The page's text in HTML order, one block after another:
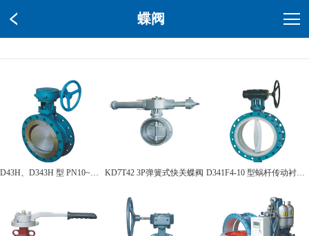
蝶阀
D43H、D343H 型 PN10~PN40 金属硬密封蝶阀 KD7T42 3P弹簧式快关蝶阀 D341F4-10 型蜗杆传动衬氟蝶阀